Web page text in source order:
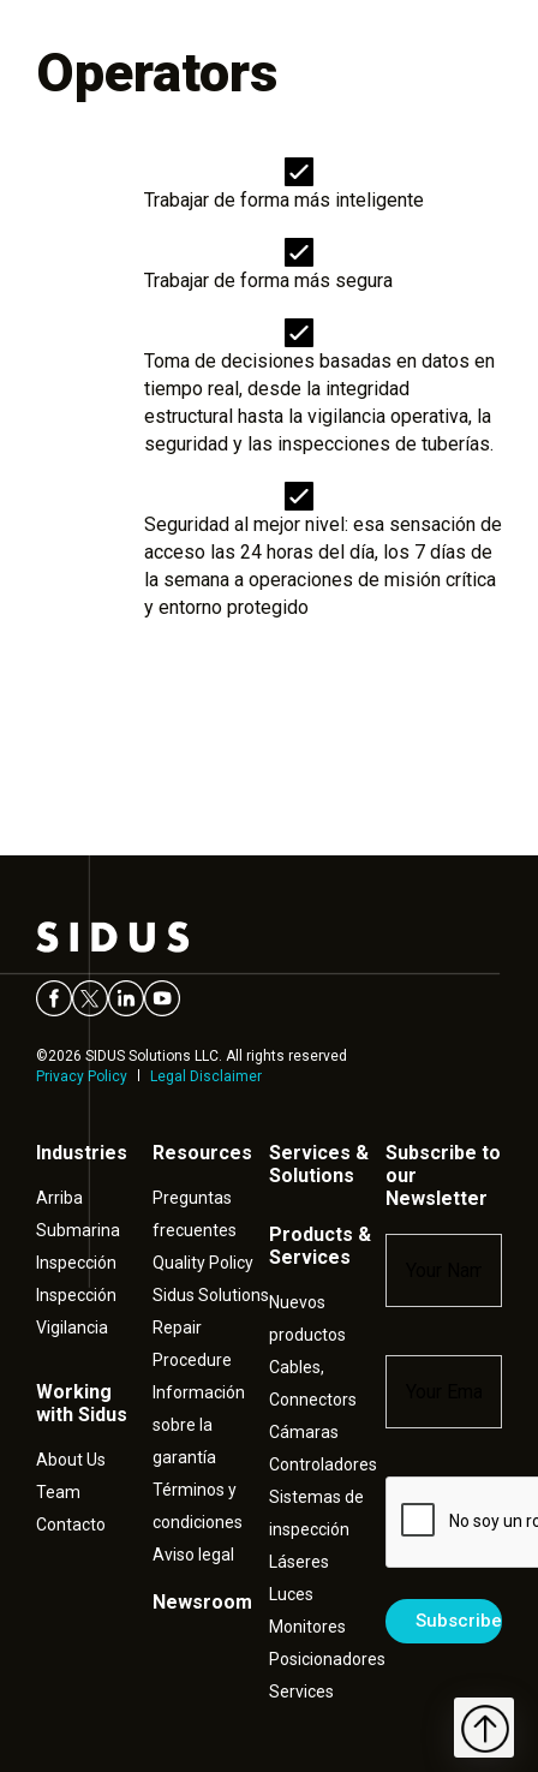
Operators
Trabajar de forma más inteligente
Trabajar de forma más segura
Toma de decisiones basadas en datos en
tiempo real, desde la integridad
estructural hasta la vigilancia operativa, la
seguridad y las inspecciones de tuberías.
Seguridad al mejor nivel: esa sensación de
acceso las 24 horas del día, los 7 días de
la semana a operaciones de misión crítica
y entorno protegido
©2026 SIDUS Solutions LLC. All rights reserved
Privacy Policy
Legal Disclaimer
Industries
Arriba
Submarina
Inspección
Inspección
Vigilancia
Working
with Sidus
About Us
Team
Contacto
Resources
Preguntas
frecuentes
Quality Policy
Sidus Solutions
Repair
Procedure
Información
sobre la
garantía
Términos y
condiciones
Aviso legal
Newsroom
Services &
Solutions
Products &
Services
Nuevos
productos
Cables,
Connectors
Cámaras
Controladores
Sistemas de
inspección
Láseres
Luces
Monitores
Posicionadores
Services
Subscribe to
our
Newsletter